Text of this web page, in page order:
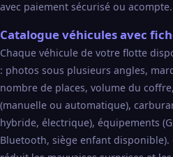
avec paiement sécurisé ou acompte.
Catalogue véhicules avec
Chaque véhicule de votre flotte
: photos sous plusieurs angles,
nombre de places, volume du
(manuelle ou automatique),
hybride, électrique), équipements
Bluetooth, siège enfant disponible).